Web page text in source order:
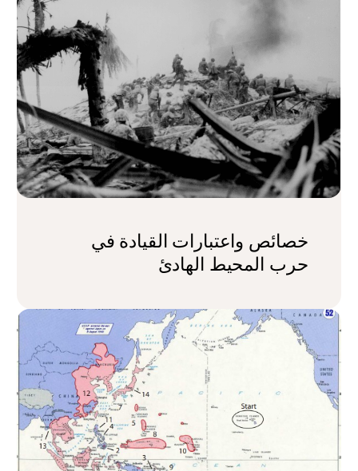
خصائص واعتبارات القيادة في
حرب المحيط الهادئ